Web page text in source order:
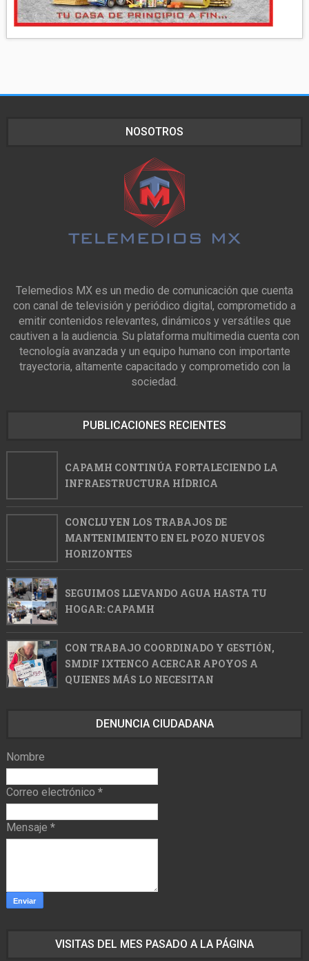
NOSOTROS
Telemedios MX es un medio de comunicación que cuenta
con canal de televisión y periódico digital, comprometido a
emitir contenidos relevantes, dinámicos y versátiles que
cautiven a la audiencia. Su plataforma multimedia cuenta con
tecnología avanzada y un equipo humano con importante
trayectoria, altamente capacitado y comprometido con la
sociedad.
PUBLICACIONES RECIENTES
CAPAMH CONTINÚA FORTALECIENDO LA
INFRAESTRUCTURA HÍDRICA
CONCLUYEN LOS TRABAJOS DE
MANTENIMIENTO EN EL POZO NUEVOS
HORIZONTES
SEGUIMOS LLEVANDO AGUA HASTA TU
HOGAR: CAPAMH
CON TRABAJO COORDINADO Y GESTIÓN,
SMDIF IXTENCO ACERCAR APOYOS A
QUIENES MÁS LO NECESITAN
DENUNCIA CIUDADANA
Nombre
Correo electrónico *
Mensaje *
VISITAS DEL MES PASADO A LA PÁGINA